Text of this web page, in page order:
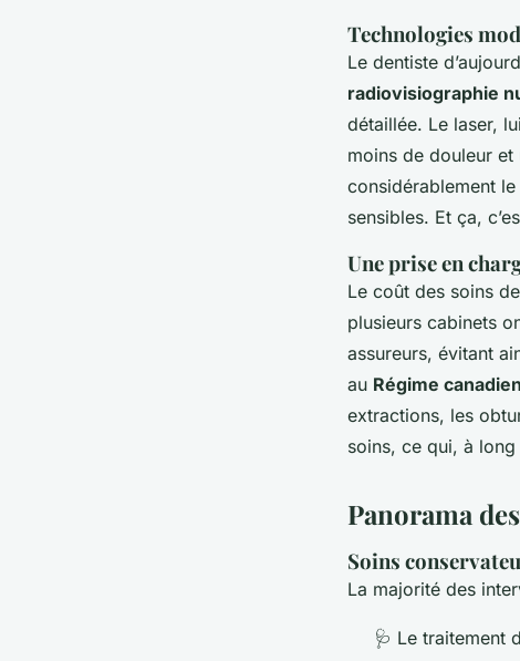
Technologies
Le dentiste
radiovisiographie
détaillée. Le laser,
moins de douleur
considérablement
sensibles. Et ça,
Une prise en
Le coût des soins
plusieurs cabinets
assureurs, évitant
au Régime
extractions, les
soins, ce qui, à
Panorama
Soins
La majorité des
🩺 Le traitement